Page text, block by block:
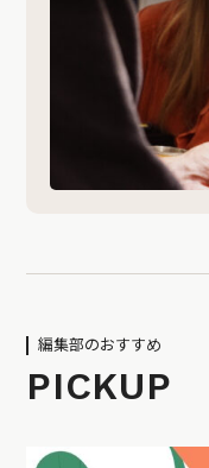
編集部のおすすめ
PICKUP